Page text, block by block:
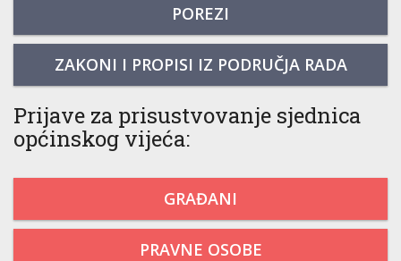
POREZI
ZAKONI I PROPISI IZ PODRUČJA RADA
Prijave za prisustvovanje sjednica
općinskog vijeća:
GRAĐANI
PRAVNE OSOBE